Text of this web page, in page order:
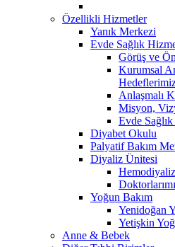
Özellikli Hizmetler
Yanık Merkezi
Evde Sağlık
Görüş ve
Kurumsal
Anlaşmalı
Misyon,
Evde
Diyabet Okulu
Palyatif Bakım
Diyaliz Ünitesi
Yoğun Bakım
Yenidoğan
Yetişkin
Anne & Bebek